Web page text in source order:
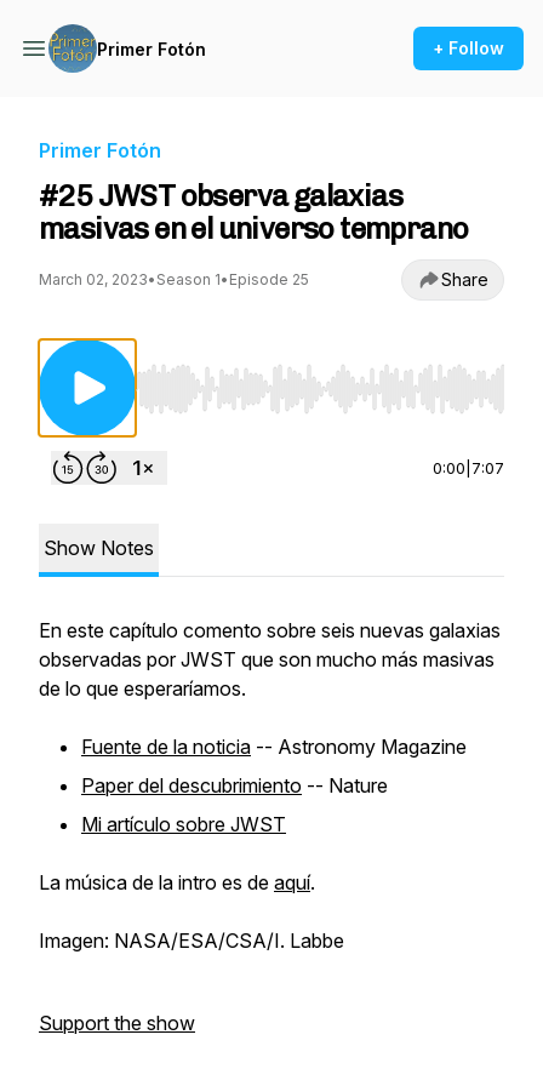
Primer Fotón + Follow
Primer Fotón
#25 JWST observa galaxias
masivas en el universo temprano
March 02, 2023• Season 1• Episode 25 Share
Use Left/Right to seek, Home/End to jump to
0:00 7:07
Show Notes
En este capítulo comento sobre seis nuevas galaxias
observadas por JWST que son mucho más masivas
de lo que esperaríamos.
Fuente de la noticia -- Astronomy Magazine
Paper del descubrimiento -- Nature
Mi artículo sobre JWST
La música de la intro es de aquí.
Imagen: NASA/ESA/CSA/I. Labbe
Support the show